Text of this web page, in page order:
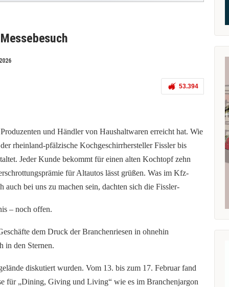
53.394
und Händler von Haushaltwaren erreicht hat. Wie
rheinland-pfälzische Kochgeschirrhersteller Fissler bis
Jeder Kunde bekommt für einen alten Kochtopf zehn
für Altautos lässt grüßen. Was im Kfz-
bei uns zu machen sein, dachten sich die Fissler-
– noch offen.
dem Druck der Branchenriesen in ohnehin
in den Sternen.
diskutiert wurden. Vom 13. bis zum 17. Februar fand
für „Dining, Giving und Living“ wie es im Branchenjargon